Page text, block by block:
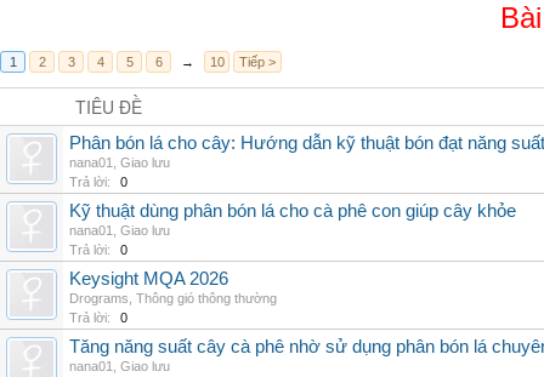
1 2 3 4 5 6 → 10 Tiếp >
TIÊU ĐỀ
Phân bón lá cho cây: Hướng dẫn kỹ thuật bón đạt năng suất
nana01
Giao lưu
Trả lời:
0
Kỹ thuật dùng phân bón lá cho cà phê con giúp cây khỏe
nana01
Giao lưu
Trả lời:
0
Keysight MQA 2026
Drograms Thông gió thông thường
Trả lời:
0
Tăng năng suất cây cà phê nhờ sử dụng phân bón lá
nana01
Giao lưu